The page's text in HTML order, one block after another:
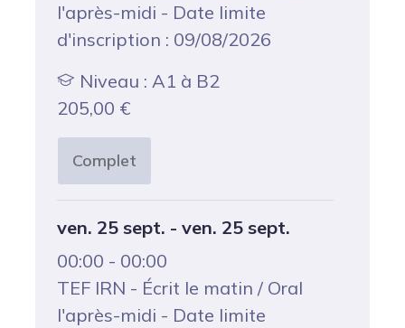
l'après-midi - Date limite
d'inscription : 09/08/2026
Niveau : A1 à B2
205,00 €
Complet
ven. 25 sept. - ven. 25 sept.
00:00 - 00:00
TEF IRN - Écrit le matin / Oral
l'après-midi - Date limite